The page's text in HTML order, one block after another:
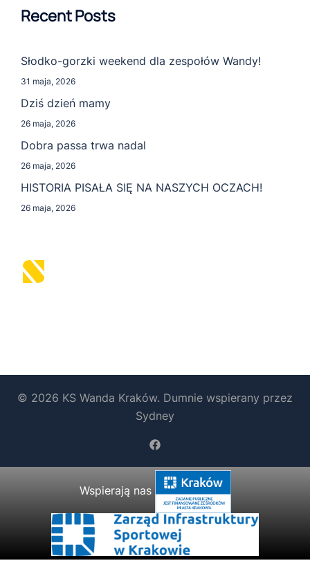
Recent Posts
Słodko-gorzki weekend dla zespołów Wandy!
31 maja, 2026
Dziś dzień mamy
26 maja, 2026
Dobra passa trwa nadal
26 maja, 2026
HISTORIA PISAŁA SIĘ NA NASZYCH OCZACH!
26 maja, 2026
© 2026 KS Wanda Kraków. Dumnie wspierany przez
Sydney
https://www.facebook.com/
Wspierają nas